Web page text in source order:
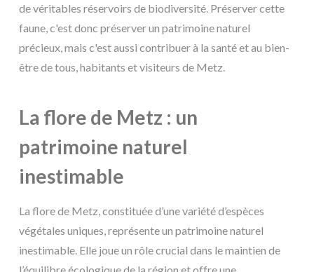
de véritables réservoirs de biodiversité. Préserver cette
faune, c'est donc préserver un patrimoine naturel
précieux, mais c'est aussi contribuer à la santé et au bien-
être de tous, habitants et visiteurs de Metz.
La flore de Metz : un
patrimoine naturel
inestimable
La flore de Metz, constituée d’une variété d’espèces
végétales uniques, représente un patrimoine naturel
inestimable. Elle joue un rôle crucial dans le maintien de